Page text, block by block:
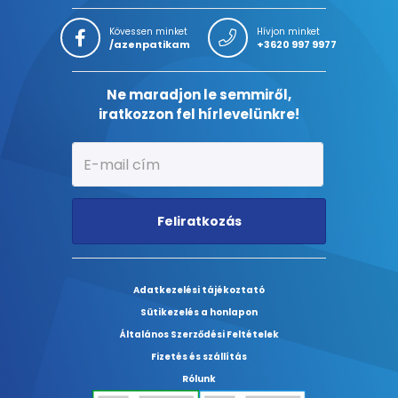
Kövessen minket
/azenpatikam
Hívjon minket
+3620 997 9977
Ne maradjon le semmiről,
iratkozzon fel hírlevelünkre!
Feliratkozás
Adatkezelési tájékoztató
Sütikezelés a honlapon
Általános Szerződési Feltételek
Fizetés és szállítás
Rólunk